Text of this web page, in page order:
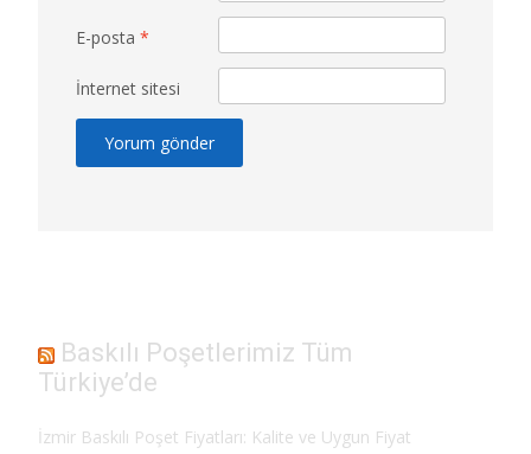
E-posta *
İnternet sitesi
Baskılı Poşetlerimiz Tüm
Türkiye’de
İzmir Baskılı Poşet Fiyatları: Kalite ve Uygun Fiyat